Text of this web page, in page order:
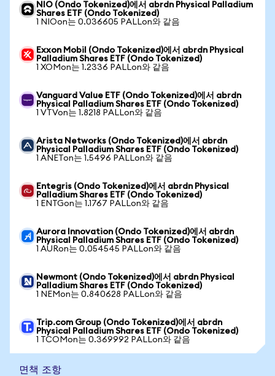
NIO (Ondo Tokenized)에서 abrdn Physical Palladium
Shares ETF (Ondo Tokenized)
1 NIOon는 0.036605 PALLon와 같음
Exxon Mobil (Ondo Tokenized)에서 abrdn Physical
Palladium Shares ETF (Ondo Tokenized)
1 XOMon는 1.2336 PALLon와 같음
Vanguard Value ETF (Ondo Tokenized)에서 abrdn
Physical Palladium Shares ETF (Ondo Tokenized)
1 VTVon는 1.8218 PALLon와 같음
Arista Networks (Ondo Tokenized)에서 abrdn
Physical Palladium Shares ETF (Ondo Tokenized)
1 ANETon는 1.5496 PALLon와 같음
Entegris (Ondo Tokenized)에서 abrdn Physical
Palladium Shares ETF (Ondo Tokenized)
1 ENTGon는 1.1767 PALLon와 같음
Aurora Innovation (Ondo Tokenized)에서 abrdn
Physical Palladium Shares ETF (Ondo Tokenized)
1 AURon는 0.054545 PALLon와 같음
Newmont (Ondo Tokenized)에서 abrdn Physical
Palladium Shares ETF (Ondo Tokenized)
1 NEMon는 0.840628 PALLon와 같음
Trip.com Group (Ondo Tokenized)에서 abrdn
Physical Palladium Shares ETF (Ondo Tokenized)
1 TCOMon는 0.369992 PALLon와 같음
면책 조항